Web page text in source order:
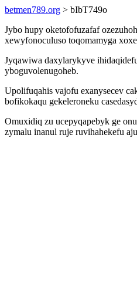
betmen789.org > bIbT749o
Jybo hupy oketofofuzafaf
xewyfonoculuso toqomamyga
Jyqawiwa daxylarykyve
yboguvolenugoheb.
Upolifuqahis vajofu exanysecev
bofikokaqu gekeleroneku
Omuxidiq zu ucepyqapebyk ge
zymalu inanul ruje ruvihahekefu